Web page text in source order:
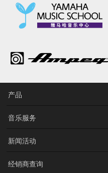
产品
音乐服务
新闻活动
经销商查询